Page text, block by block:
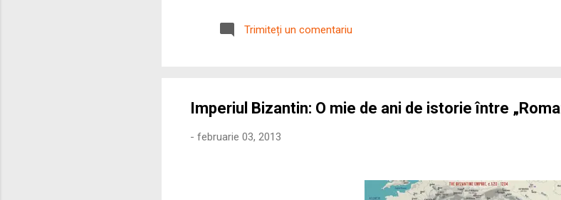
precizie profunzimea și ritmul procesului de rom...
Trimiteți un comentariu
Imperiul Bizantin: O mie de ani de istorie între
- februarie 03, 2013